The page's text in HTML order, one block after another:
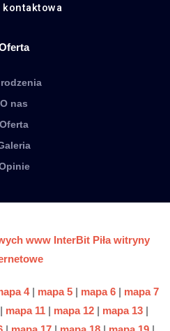
kontaktowa
O nas
Oferta
4| mapa 5 mapa 6
mapa 7
mapa 11 mapa 12 mapa 13